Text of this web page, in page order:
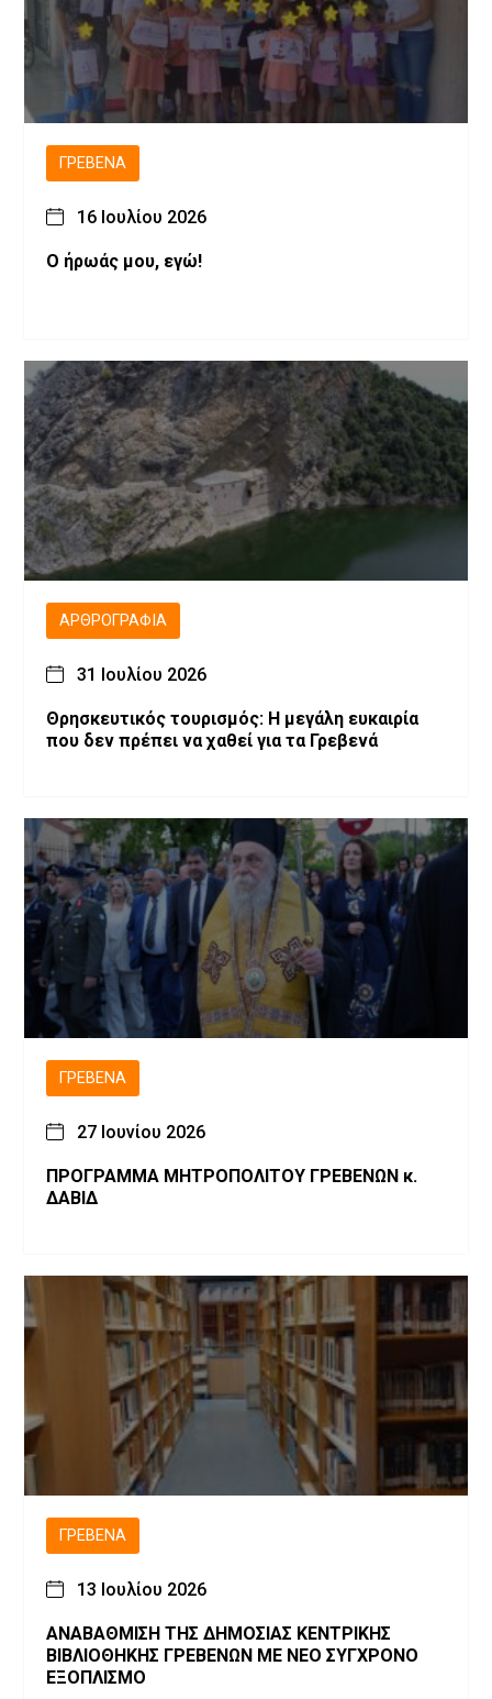
ΓΡΕΒΕΝΆ
16 Ιουλίου 2026
Ο ήρωάς μου, εγώ!
ΑΡΘΡΟΓΡΑΦΊΑ
31 Ιουλίου 2026
Θρησκευτικός τουρισμός: Η μεγάλη ευκαιρία
που δεν πρέπει να χαθεί για τα Γρεβενά
ΓΡΕΒΕΝΆ
27 Ιουνίου 2026
ΠΡΟΓΡΑΜΜΑ ΜΗΤΡΟΠΟΛΙΤΟΥ ΓΡΕΒΕΝΩΝ κ.
ΔΑΒΙΔ
ΓΡΕΒΕΝΆ
13 Ιουλίου 2026
ΑΝΑΒΑΘΜΙΣΗ ΤΗΣ ΔΗΜΟΣΙΑΣ ΚΕΝΤΡΙΚΗΣ
ΒΙΒΛΙΟΘΗΚΗΣ ΓΡΕΒΕΝΩΝ ΜΕ ΝΕΟ ΣΥΓΧΡΟΝΟ
ΕΞΟΠΛΙΣΜΟ